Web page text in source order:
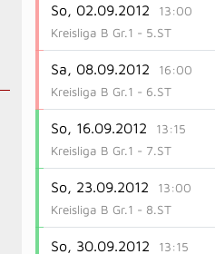
So, 02.09.2012
13:00
Kreisliga B Gr.1 - 5.ST
Sa, 08.09.2012
16:00
Kreisliga B Gr.1 - 6.ST
So, 16.09.2012
13:15
Kreisliga B Gr.1 - 7.ST
So, 23.09.2012
13:00
Kreisliga B Gr.1 - 8.ST
So, 30.09.2012
13:15